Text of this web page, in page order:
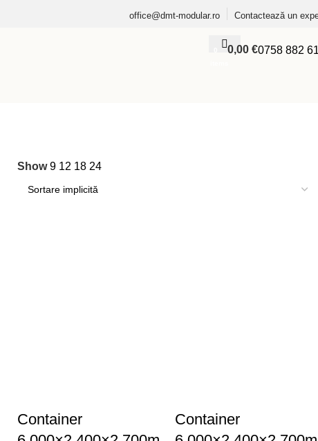
office@dmt-modular.ro Contactează un
0,00 €0758 882
Show9 12 18 24
Container
Container